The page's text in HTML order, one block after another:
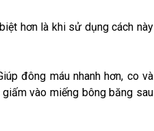
hơn là khi sử dụng cách này
đông máu nhanh hơn, co và
vào miếng bông băng sau